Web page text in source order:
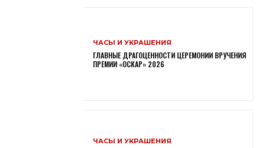
ЧАСЫ И УКРАШЕНИЯ
ГЛАВНЫЕ ДРАГОЦЕННОСТИ ЦЕРЕМОНИИ ВРУЧЕНИЯ
ПРЕМИИ «ОСКАР» 2026
ЧАСЫ И УКРАШЕНИЯ